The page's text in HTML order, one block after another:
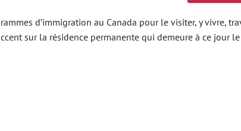
d’immigration au Canada pour le visiter, y vivre,
sur la résidence permanente qui demeure à ce jour